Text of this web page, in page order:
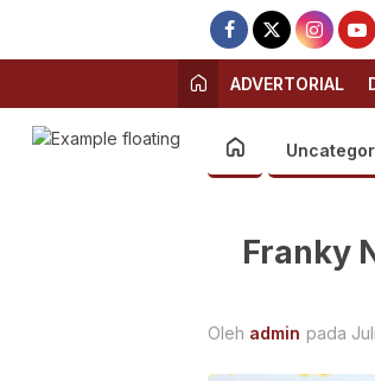
ADVERTORIAL
Franky
Oleh admin pada